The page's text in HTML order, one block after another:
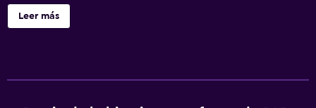
cada unidad, además de artículos de aseo gratuitos,
secador de pelo y zapatillas. El bed and breakfast ofrece
Leer más